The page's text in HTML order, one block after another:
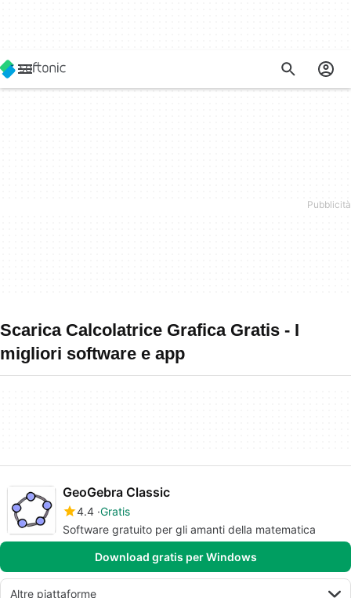
Scarica Calcolatrice Grafica Gratis - I
migliori software e app
GeoGebra Classic
4.4 Gratis
Software gratuito per gli amanti della matematica
Download gratis per Windows
Altre piattaforme